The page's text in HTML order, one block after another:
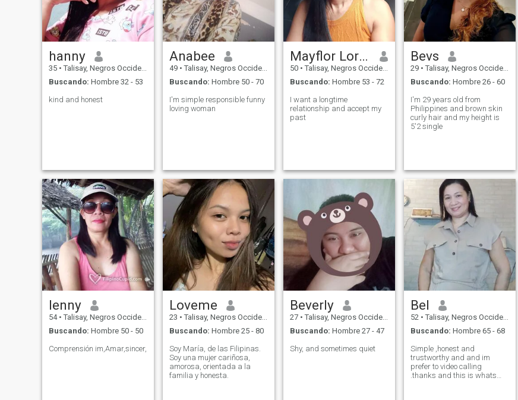
hanny
35 • Talisay, Negros Occidental, Filipinas
Buscando: Hombre 32 - 53
kind and honest
Anabee
49 • Talisay, Negros Occidental, Filipinas
Buscando: Hombre 50 - 70
I'm simple responsible funny
loving woman
Mayflor Loredo calapan
50 • Talisay, Negros Occidental, Filipinas
Buscando: Hombre 53 - 72
I want a longtime
relationship and accept my
past
Bevs
29 • Talisay, Negros Occidental, Filipinas
Buscando: Hombre 26 - 60
I'm 29 years old from
Philippines and brown skin
curly hair and my height is
5'2 single
lenny
54 • Talisay, Negros Occidental, Filipinas
Buscando: Hombre 50 - 50
Comprensión im,Amar,sincer,
Loveme
23 • Talisay, Negros Occidental, Filipinas
Buscando: Hombre 25 - 80
Soy María, de las Filipinas.
Soy una mujer cariñosa,
amorosa, orientada a la
familia y honesta.
Beverly
27 • Talisay, Negros Occidental, Filipinas
Buscando: Hombre 27 - 47
Shy, and sometimes quiet
Bel
52 • Talisay, Negros Occidental, Filipinas
Buscando: Hombre 65 - 68
Simple ,honest and
trustworthy and and im
prefer to video calling
.thanks and this is whats